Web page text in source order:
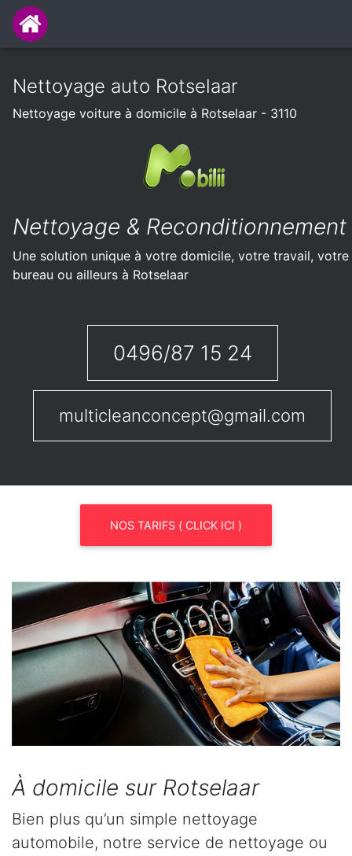
Nettoyage auto Rotselaar
Nettoyage voiture à domicile à Rotselaar - 3110
Nettoyage & Reconditionnement
Une solution unique à votre domicile, votre travail, votre
bureau ou ailleurs à Rotselaar
0496/87 15 24
multicleanconcept@gmail.com
NOS TARIFS ( CLICK ICI )
À domicile sur Rotselaar
Bien plus qu’un simple nettoyage
automobile, notre service de nettoyage ou